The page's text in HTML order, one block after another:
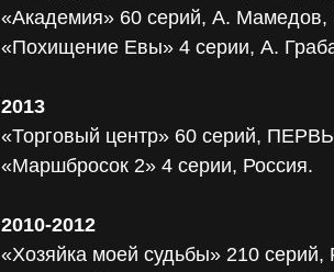
«Академия» 60 серий, А.
«Похищение Евы» 4 серии, А.
2013
«Торговый центр» 60 серий,
«Маршбросок 2» 4 серии, Россия.
2010-2012
«Хозяйка моей судьбы» 210